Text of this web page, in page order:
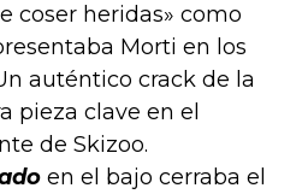
coser heridas» como
Morti en los
auténtico crack de la
pieza clave en el
de Skizoo.
en el bajo cerraba el